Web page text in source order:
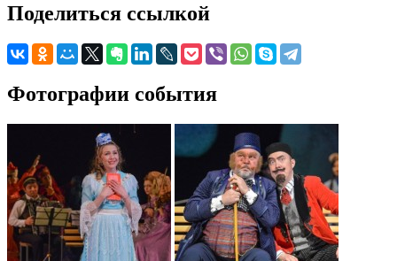
Поделиться ссылкой
Фотографии события